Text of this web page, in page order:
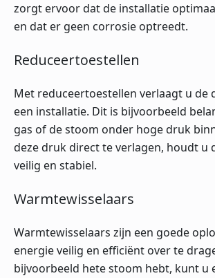
zorgt ervoor dat de installatie
en dat er geen corrosie optreedt.
Reduceertoestellen
Met reduceertoestellen verlaagt u de
een installatie. Dit is bijvoorbeeld
gas of de stoom onder hoge druk
deze druk direct te verlagen, houdt u
veilig en stabiel.
Warmtewisselaars
Warmtewisselaars zijn een goede
energie veilig en efficiënt over te
bijvoorbeeld hete stoom hebt, kunt u